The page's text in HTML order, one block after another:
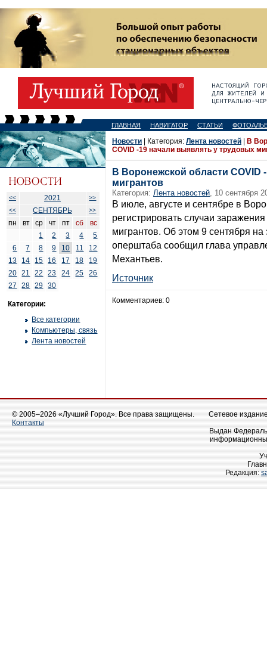
ГЛАВНАЯ НАВИГАТОР СТАТЬИ
<< 2021
>>
<<
СЕНТЯБРЬ >>
пн вт ср чт пт сб
вс
1
2 3 4
5
6
7 8 9 10 11
12
13
14 15 16 17 18
19
20
21 22 23 24 25
26
27
28 29 30
Категории:
Все категории
Компьютеры, связь
Лента новостей
Новости | Категория: Лента новостей
В
COVID -19 начали выявлять у трудовых
В Воронежской области
мигрантов
Категория: Лента новостей, 10 сентября
В июле, августе и сентябре в
регистрировать случаи
мигрантов. Об этом 9 сентября на
оперштаба сообщил глава
Механтьев.
Источник
Комментариев: 0
© 2005–2026 «Лучший Город». Все права защищены.
Контакты
Сетевое
Выдан
Редакция: